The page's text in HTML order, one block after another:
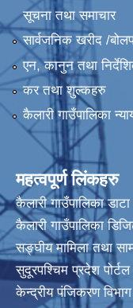
सूचना तथा समाचार
सार्वजनिक खरीद /
एन, कानुन तथा
कर तथा शुल्कहरु
कैलारी गाउँपालिका
महत्वपूर्ण लिंकहरु
कैलारी गाउँपालिका डाटा
कैलारी गाउँपालिका
सङ्घीय मामिला तथा
सुदूरपश्चिम प्रदेश पोर्टल
केन्द्रीय प‌ंजिकरण विभाग